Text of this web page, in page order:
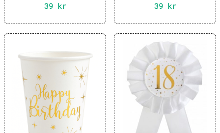
10-pack
39 kr
10-pack
39 kr